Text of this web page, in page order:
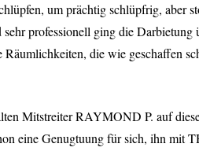
um prächtig schlüpfrig, aber
professionell ging die Darbietung
die wie geschaffen
MitstreiterRAYMOND P. auf
eine Genugtuung für sich, ihn mit